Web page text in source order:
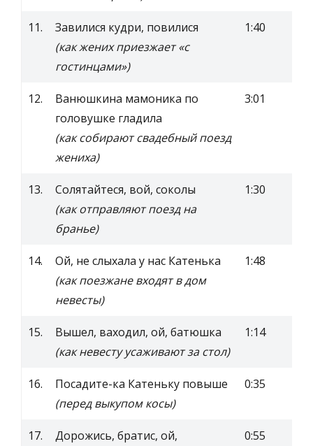
11.
Завилися кудри, повилися
(как жених приезжает «с
гостинцами»)
1:40
12.
Ванюшкина мамоника по
головушке гладила
(как собирают свадебный поезд
жениха)
3:01
13.
Солятайтеся, вой, соколы
(как отправляют поезд на
бранье)
1:30
14.
Ой, не слыхала у нас Катенька
(как поезжане входят в дом
невесты)
1:48
15.
Вышел, ваходил, ой, батюшка
(как невесту усаживают за стол)
1:14
16.
Посадите-ка Катеньку повыше
(перед выкупом косы)
0:35
17.
Дорожись, братис, ой,
0:55